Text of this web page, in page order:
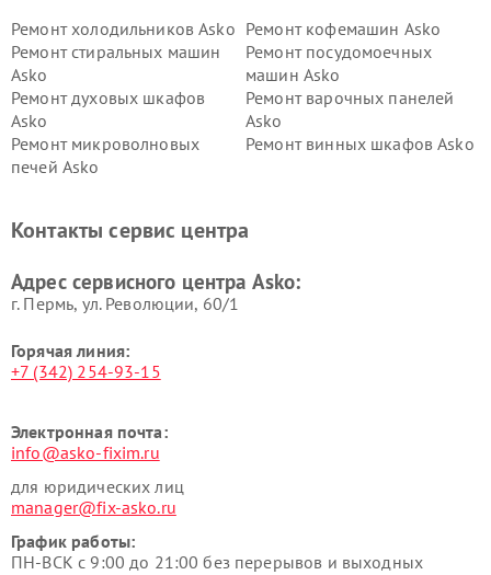
Ремонт холодильников Asko Ремонт кофемашин Asko
Ремонт стиральных машин
Asko
Ремонт посудомоечных
машин Asko
Ремонт духовых шкафов
Asko
Ремонт варочных панелей
Asko
Ремонт микроволновых
печей Asko
Ремонт винных шкафов Asko
Ремонт подогревателей
Ремонт промышленных
Asko
Контакты сервис центра
Адрес сервисного центра Asko:
г. Пермь, ул. ​Революции, 60/1
Горячая линия:
+7 (342) 254-93-15
Электронная почта:
info@asko-fixim.ru
для юридических лиц
manager@fix-asko.ru
График работы:
ПН-ВСК с 9:00 до 21:00 без перерывов и выходных